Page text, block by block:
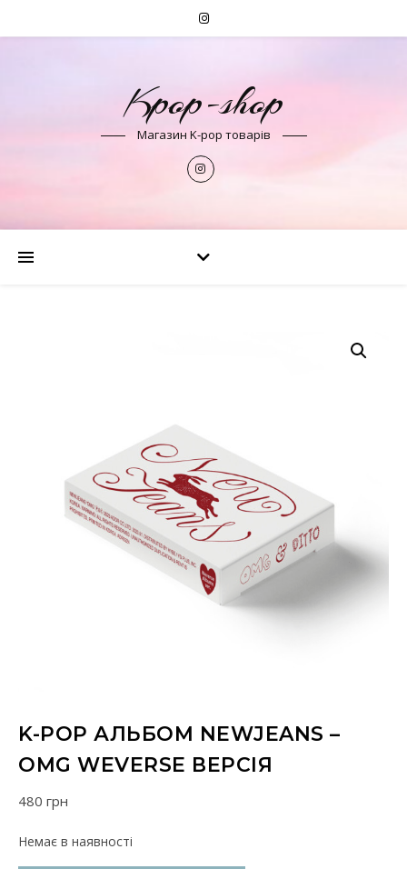
Kpop-shop
Магазин K-pop товарів
K-POP АЛЬБОМ NEWJEANS –
OMG WEVERSE ВЕРСІЯ
480 грн
Немає в наявності